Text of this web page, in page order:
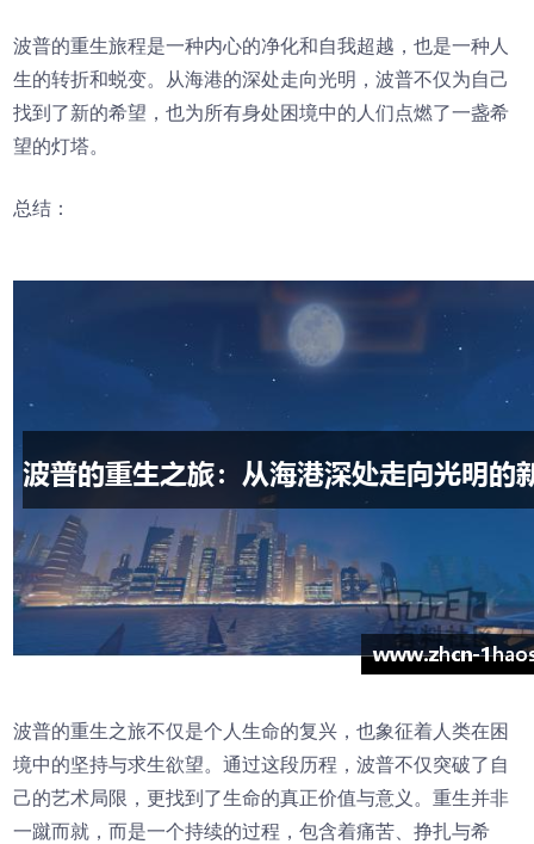
波普的重生旅程是一种内心的净化和自我超越，也是一种人
生的转折和蜕变。从海港的深处走向光明，波普不仅为自己
找到了新的希望，也为所有身处困境中的人们点燃了一盏希
望的灯塔。
总结：
波普的重生之旅不仅是个人生命的复兴，也象征着人类在困
境中的坚持与求生欲望。通过这段历程，波普不仅突破了自
己的艺术局限，更找到了生命的真正价值与意义。重生并非
一蹴而就，而是一个持续的过程，包含着痛苦、挣扎与希